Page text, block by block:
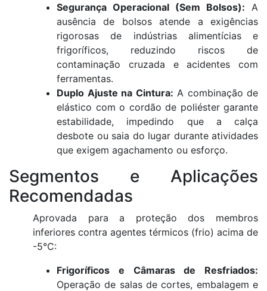
Segurança Operacional (Sem Bolsos): A
ausência de bolsos atende a exigências
rigorosas de indústrias alimentícias e
frigoríficos, reduzindo riscos de
contaminação cruzada e acidentes com
ferramentas.
Duplo Ajuste na Cintura: A combinação de
elástico com o cordão de poliéster garante
estabilidade, impedindo que a calça
desbote ou saia do lugar durante atividades
que exigem agachamento ou esforço.
Segmentos e Aplicações
Recomendadas
Aprovada para a proteção dos membros
inferiores contra agentes térmicos (frio) acima de
-5°C:
Frigoríficos e Câmaras de Resfriados:
Operação de salas de cortes, embalagem e